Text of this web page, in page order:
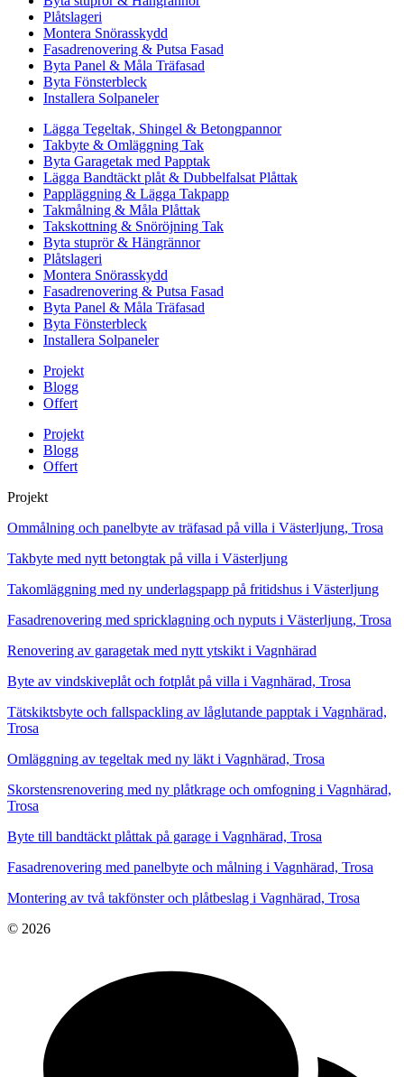
Plåtslageri
Montera Snörasskydd
Fasadrenovering & Putsa Fasad
Byta Panel & Måla Träfasad
Byta Fönsterbleck
Installera Solpaneler
Lägga Tegeltak, Shingel & Betongpannor
Takbyte & Omläggning Tak
Byta Garagetak med Papptak
Lägga Bandtäckt plåt & Dubbelfalsat Plåttak
Pappläggning & Lägga Takpapp
Takmålning & Måla Plåttak
Takskottning & Snöröjning Tak
Byta stuprör & Hängrännor
Plåtslageri
Montera Snörasskydd
Fasadrenovering & Putsa Fasad
Byta Panel & Måla Träfasad
Byta Fönsterbleck
Installera Solpaneler
Projekt
Blogg
Offert
Projekt
Blogg
Offert
Projekt
Ommålning och panelbyte av träfasad på villa i Västerljung, Trosa
Takbyte med nytt betongtak på villa i Västerljung
Takomläggning med ny underlagspapp på fritidshus i Västerljung
Fasadrenovering med spricklagning och nyputs i Västerljung, Trosa
Renovering av garagetak med nytt ytskikt i Vagnhärad
Byte av vindskiveplåt och fotplåt på villa i Vagnhärad, Trosa
Tätskiktsbyte och fallspackling av låglutande papptak i Vagnhärad,
Trosa
Omläggning av tegeltak med ny läkt i Vagnhärad, Trosa
Skorstensrenovering med ny plåtkrage och omfogning i Vagnhärad,
Trosa
Byte till bandtäckt plåttak på garage i Vagnhärad, Trosa
Fasadrenovering med panelbyte och målning i Vagnhärad, Trosa
Montering av två takfönster och plåtbeslag i Vagnhärad, Trosa
© 2026